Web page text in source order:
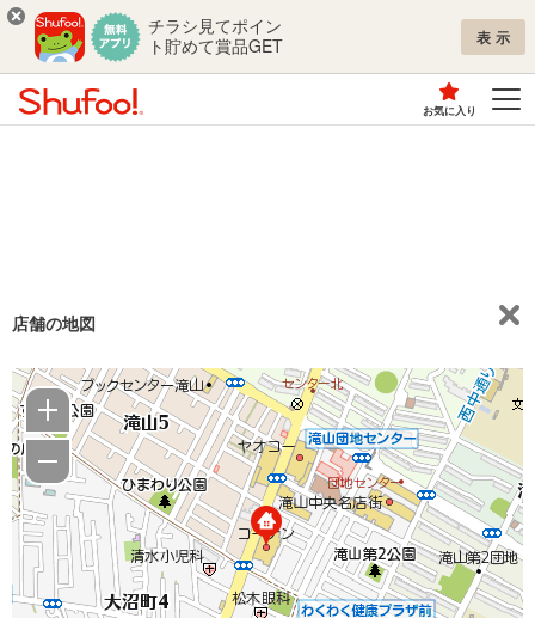
チラシ見てポイン
ト貯めて賞品GET
表示
お気に入り
店舗の地図